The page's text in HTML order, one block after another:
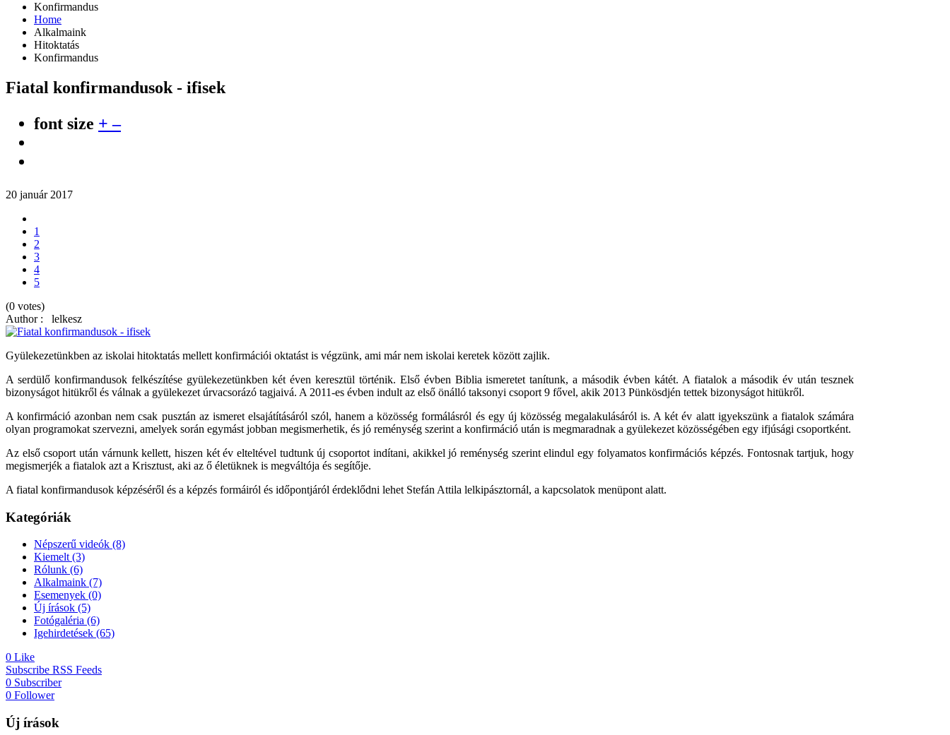
Konfirmandus
Home
Alkalmaink
Hitoktatás
Konfirmandus
Fiatal konfirmandusok - ifisek
font size +–
20 január 2017
1
2
3
4
5
(0 votes)
Author : lelkesz
Gyülekezetünkben az iskolai hitoktatás mellett konfirmációi oktatást is végzünk, ami már nem iskolai keretek között zajlik.
A serdülő konfirmandusok felkészítése gyülekezetünkben két éven keresztül történik. Első évben Biblia ismeretet tanítunk, a második évben kátét. A fiatalok a második év után tesznek
bizonyságot hitükről és válnak a gyülekezet úrvacsorázó tagjaivá. A 2011-es évben indult az első önálló taksonyi csoport 9 fővel, akik 2013 Pünkösdjén tettek bizonyságot hitükről.
A konfirmáció azonban nem csak pusztán az ismeret elsajátításáról szól, hanem a közösség formálásról és egy új közösség megalakulásáról is. A két év alatt igyekszünk a fiatalok számára
olyan programokat szervezni, amelyek során egymást jobban megismerhetik, és jó reménység szerint a konfirmáció után is megmaradnak a gyülekezet közösségében egy ifjúsági csoportként.
Az első csoport után várnunk kellett, hiszen két év elteltével tudtunk új csoportot indítani, akikkel jó reménység szerint elindul egy folyamatos konfirmációs képzés. Fontosnak tartjuk, hogy
megismerjék a fiatalok azt a Krisztust, aki az ő életüknek is megváltója és segítője.
A fiatal konfirmandusok képzéséről és a képzés formáiról és időpontjáról érdeklődni lehet Stefán Attila lelkipásztornál, a kapcsolatok menüpont alatt.
Kategóriák
Népszerű videók (8)
Kiemelt (3)
Rólunk (6)
Alkalmaink (7)
Esemenyek (0)
Új írások (5)
Fotógaléria (6)
Igehirdetések (65)
0 Like
Subscribe RSS Feeds
0 Subscriber
0 Follower
Új írások